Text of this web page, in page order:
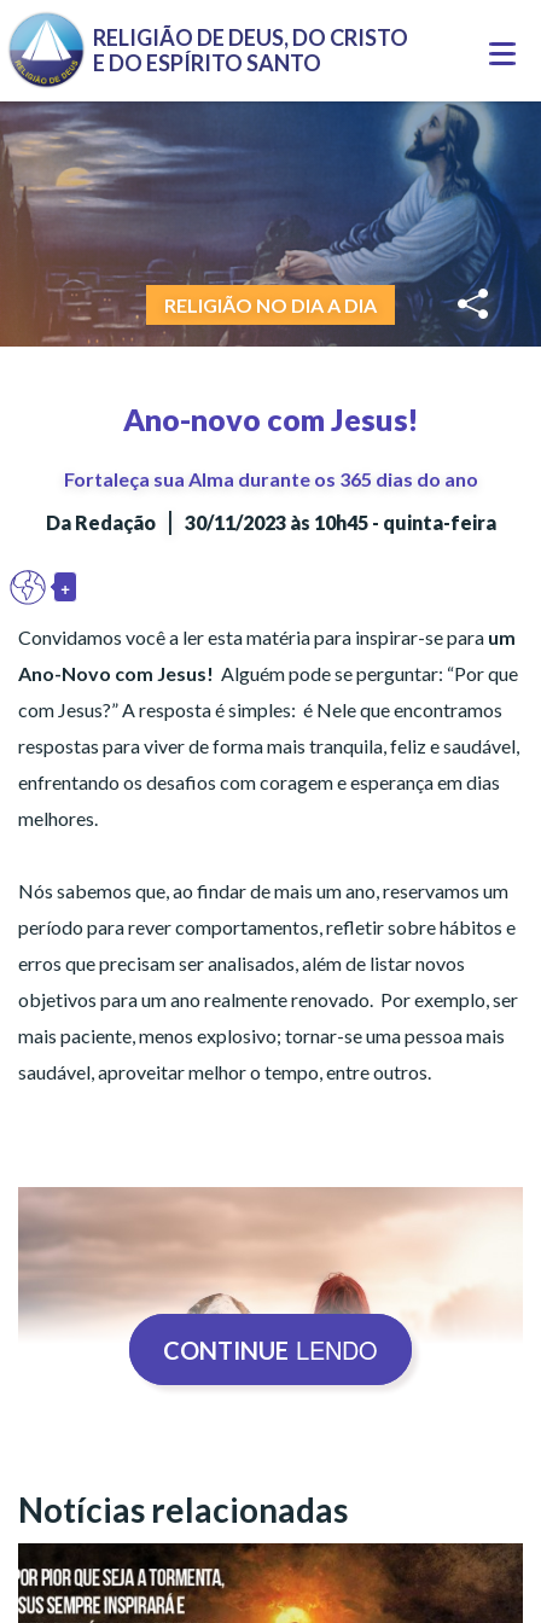
Pular para o conteúdo principal
RELIGIÃO DE DEUS, DO CRISTO
E DO ESPÍRITO SANTO
RELIGIÃO NO DIA A DIA
Ano-novo com Jesus!
Fortaleça sua Alma durante os 365 dias do ano
Da Redação
| 30/11/2023 às 10h45 - quinta-feira
+
Toggle Dropdown
Convidamos você a ler esta matéria para inspirar-se para um
Ano-Novo com Jesus! Alguém pode se perguntar: “Por que
com Jesus?” A resposta é simples: é Nele que encontramos
respostas para viver de forma mais tranquila, feliz e saudável,
enfrentando os desafios com coragem e esperança em dias
melhores.
Nós sabemos que, ao findar de mais um ano, reservamos um
período para rever comportamentos, refletir sobre hábitos e
erros que precisam ser analisados, além de listar novos
objetivos para um ano realmente renovado. Por exemplo, ser
mais paciente, menos explosivo; tornar-se uma pessoa mais
saudável, aproveitar melhor o tempo, entre outros.
Assim, para conquistar muitas vitórias no ano que se inicia, a
Religião de Deus, do Cristo e do Espírito Santo
reuniu 12
CONTINUE LENDO
Notícias relacionadas